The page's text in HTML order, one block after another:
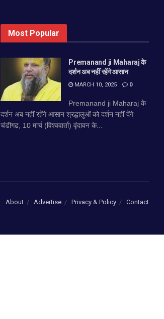
Most Popular
Premanand ji Maharaj के
दर्शन अब नहीं रहेंगे आसान
MARCH 10, 2025 0
Premanand ji Maharaj के
दर्शन अब नहीं रहेंगे आसान श्रद्धालुओं को दर्शन नहीं देंगे
चंडीगढ, 10 मार्च (विश्ववार्ता) वृंदावन के...
About Advertise Privacy & Policy Contact